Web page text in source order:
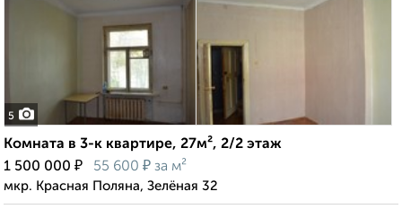
5
Комната в 3-к квартире, 27м², 2/2 этаж
1 500 000 ₽ 55 600 ₽ за м²
мкр. Красная Поляна, Зелёная 32